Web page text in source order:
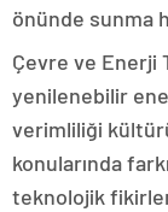
önünde sunma
Çevre ve Enerji
yenilenebilir
verimliliği
konularında
teknolojik